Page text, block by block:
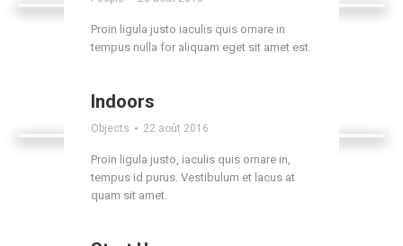
Proin ligula justo iaculis quis ornare in
tempus nulla for aliquam eget sit amet est.
Indoors
Objects 22 août 2016
Proin ligula justo, iaculis quis ornare in,
tempus id purus. Vestibulum et lacus at
quam sit amet.